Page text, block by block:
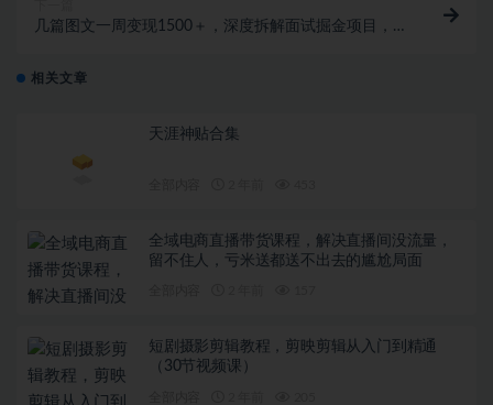
几篇图文一周变现1500＋，深度拆解面试掘金项目，小
相关文章
天涯神贴合集
全域电商直播带货课程，解决直播间没流量，
留不住人，亏米送都送不出去的尴尬局面
短剧摄影剪辑教程，剪映剪辑从入门到精通
（30节视频课）